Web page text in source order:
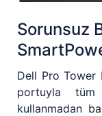
Sorunsuz
Dell Pro Tower
portuyla tüm
kullanmadan